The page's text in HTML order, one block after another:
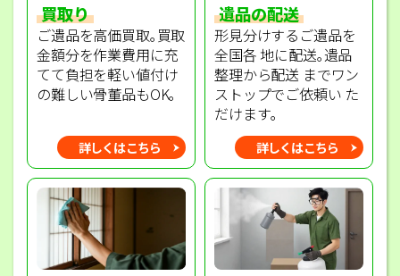
買取り
ご遺品を高価買取｡買取
金額分を作業費用に充
てて負担を軽い値付け
の難しい骨董品もOK｡
詳しくはこちら
遺品の配送
形見分けするご遺品を
全国各 地に配送｡遺品
整理から配送 までワン
ストップでご依頼い た
だけます｡
詳しくはこちら